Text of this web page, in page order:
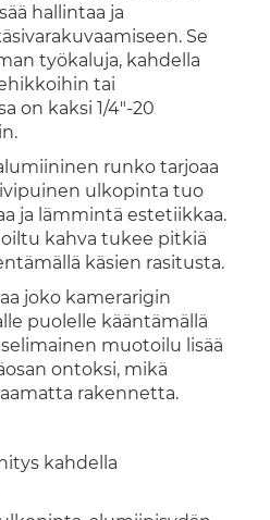
hallintaa ja
Se
työkaluja, kahdella
tai
on kaksi 1/4"-20
runko tarjoaa
ulkopinta tuo
ja lämmintä estetiikkaa.
kahva tukee pitkiä
käsien rasitusta.
joko kamerarigin
puolelle kääntämällä
muotoilu lisää
ontoksi, mikä
rakennetta.
kahdella